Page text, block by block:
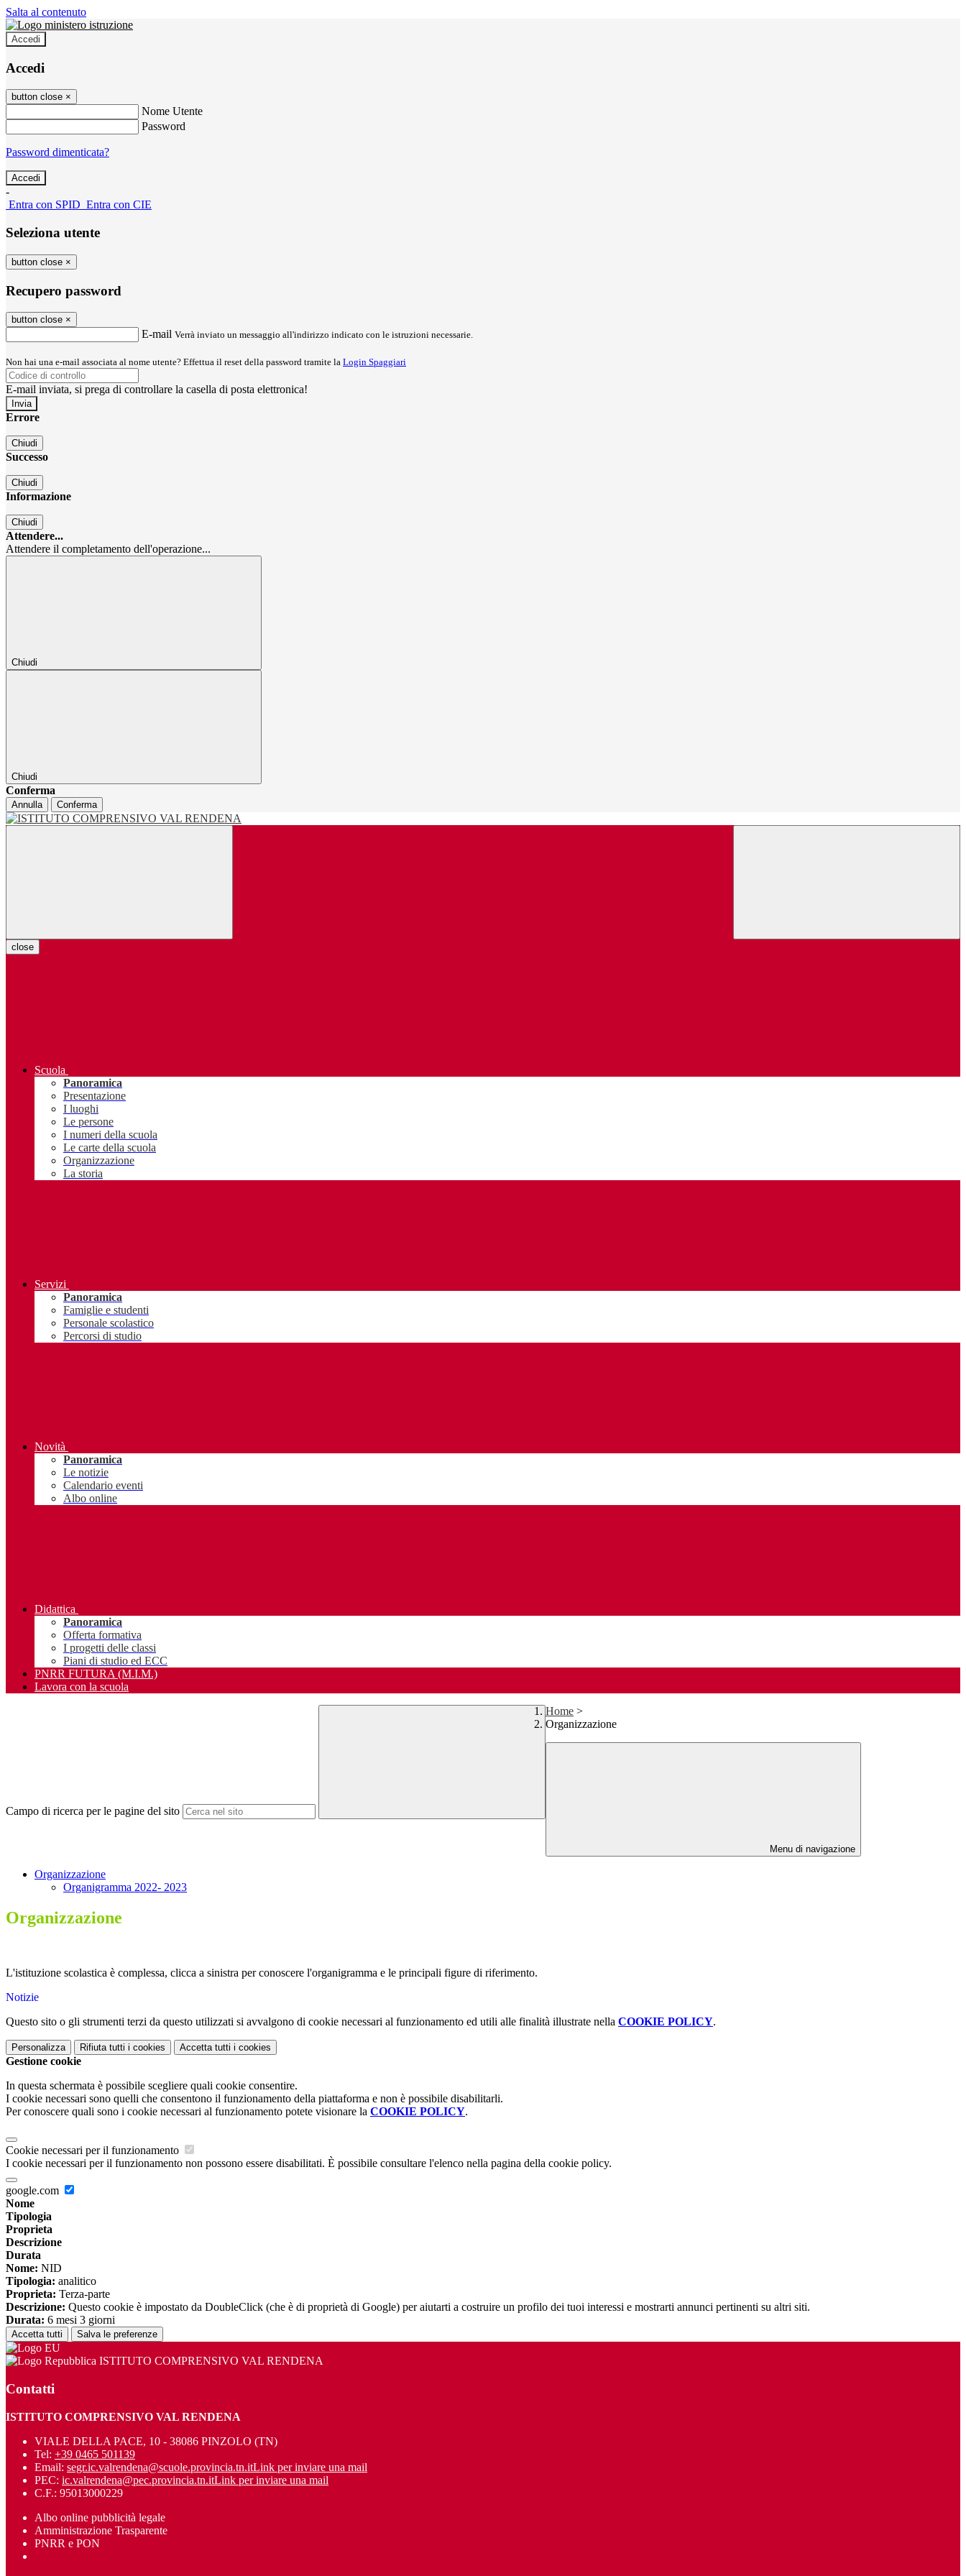
Salta al contenuto
Accedi
Accedi
button close ×
Nome Utente
Password
Password dimenticata?
-
Entra con SPID Entra con CIE
Seleziona utente
button close ×
Recupero password
button close ×
E-mail Verrà inviato un messaggio all'indirizzo indicato con le istruzioni necessarie.
Non hai una e-mail associata al nome utente? Effettua il reset della password tramite la Login Spaggiari
E-mail inviata, si prega di controllare la casella di posta elettronica!
Errore
Chiudi
Successo
Chiudi
Informazione
Chiudi
Attendere...
Attendere il completamento dell'operazione...
Chiudi
Chiudi
Conferma
Annulla Conferma
close
Scuola
Panoramica
Presentazione
I luoghi
Le persone
I numeri della scuola
Le carte della scuola
Organizzazione
La storia
Servizi
Panoramica
Famiglie e studenti
Personale scolastico
Percorsi di studio
Novità
Panoramica
Le notizie
Calendario eventi
Albo online
Didattica
Panoramica
Offerta formativa
I progetti delle classi
Piani di studio ed ECC
PNRR FUTURA (M.I.M.)
Lavora con la scuola
Campo di ricerca per le pagine del sito
Home >
Organizzazione
Menu di navigazione
Organizzazione
Organigramma 2022- 2023
Organizzazione
L'istituzione scolastica è complessa, clicca a sinistra per conoscere l'organigramma e le principali figure di riferimento.
Notizie
Questo sito o gli strumenti terzi da questo utilizzati si avvalgono di cookie necessari al funzionamento ed utili alle finalità illustrate nella COOKIE POLICY.
Personalizza Rifiuta tutti i cookies Accetta tutti i cookies
Gestione cookie
In questa schermata è possibile scegliere quali cookie consentire.
I cookie necessari sono quelli che consentono il funzionamento della piattaforma e non è possibile disabilitarli.
Per conoscere quali sono i cookie necessari al funzionamento potete visionare la COOKIE POLICY.
Cookie necessari per il funzionamento
I cookie necessari per il funzionamento non possono essere disabilitati. È possibile consultare l'elenco nella pagina della cookie policy.
google.com
Nome
Tipologia
Proprieta
Descrizione
Durata
Nome: NID
Tipologia: analitico
Proprieta: Terza-parte
Descrizione: Questo cookie è impostato da DoubleClick (che è di proprietà di Google) per aiutarti a costruire un profilo dei tuoi interessi e mostrarti annunci pertinenti su altri siti.
Durata: 6 mesi 3 giorni
Accetta tutti Salva le preferenze
ISTITUTO COMPRENSIVO VAL RENDENA
Contatti
ISTITUTO COMPRENSIVO VAL RENDENA
VIALE DELLA PACE, 10 - 38086 PINZOLO (TN)
Tel: +39 0465 501139
Email: segr.ic.valrendena@scuole.provincia.tn.itLink per inviare una mail
PEC: ic.valrendena@pec.provincia.tn.itLink per inviare una mail
C.F.: 95013000229
Albo online pubblicità legale
Amministrazione Trasparente
PNRR e PON